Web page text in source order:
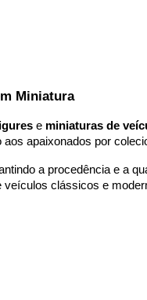
Miniatura
e miniaturas de
apaixonados por
a procedência e a
clássicos e